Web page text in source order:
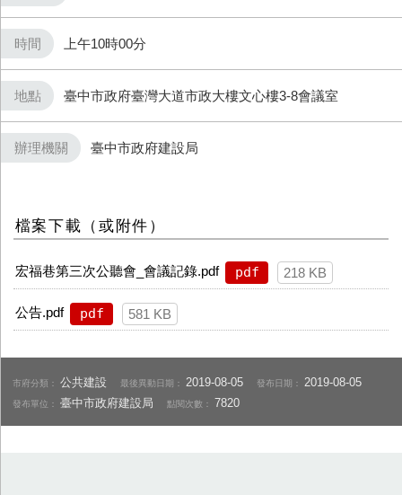
時間 上午10時00分
地點 臺中市政府臺灣大道市政大樓文心樓3-8會議室
辦理機關 臺中市政府建設局
檔案下載（或附件）
宏福巷第三次公聽會_會議記錄.pdf pdf 218 KB
公告.pdf pdf 581 KB
市府分類：公共建設 最後異動日期： 2019-08-05 發布日期： 2019-08-05
發布單位：臺中市政府建設局 點閱次數： 7820